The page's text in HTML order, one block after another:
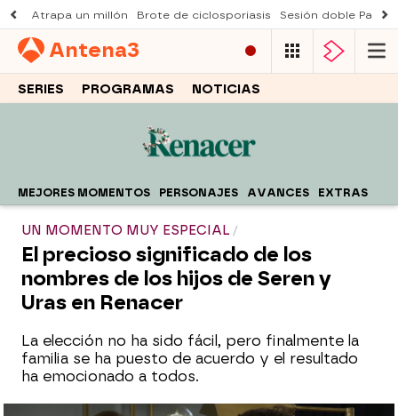
Atrapa un millón Brote de ciclosporiasis Sesión doble
Antena3
SERIES PROGRAMAS NOTICIAS
MEJORES MOMENTOS PERSONAJES AVANCES EXTRAS
UN MOMENTO MUY ESPECIAL
El precioso significado de los
nombres de los hijos de Seren y
Uras en Renacer
La elección no ha sido fácil, pero finalmente la
familia se ha puesto de acuerdo y el resultado
ha emocionado a todos.